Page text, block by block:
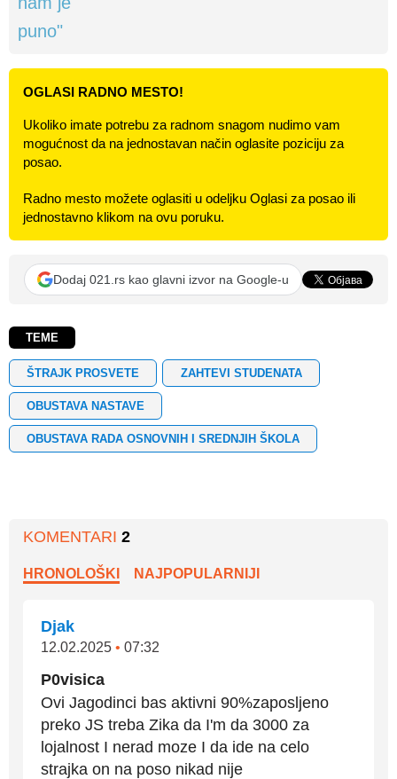
OGLASI RADNO MESTO!
Ukoliko imate potrebu za radnom snagom nudimo vam
mogućnost da na jednostavan način oglasite poziciju za
posao.
Radno mesto možete oglasiti u odeljku Oglasi za posao ili
jednostavno klikom na ovu poruku.
Dodaj 021.rs kao glavni izvor na Google-u
TEME
ŠTRAJK PROSVETE ZAHTEVI STUDENATA
OBUSTAVA NASTAVE
OBUSTAVA RADA OSNOVNIH I SREDNJIH ŠKOLA
KOMENTARI 2
HRONOLOŠKI NAJPOPULARNIJI
Djak
12.02.2025 • 07:32
P0visica
Ovi Jagodinci bas aktivni 90%zaposljeno
preko JS treba Zika da I'm da 3000 za
lojalnost I nerad moze I da ide na celo
strajka on na poso nikad nije